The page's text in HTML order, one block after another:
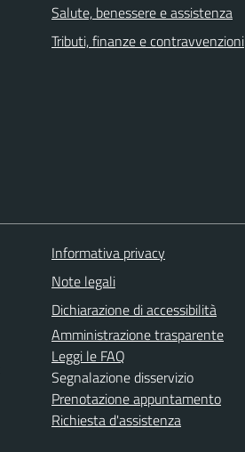
Salute, benessere e assistenza
Tributi, finanze e contravvenzioni
Informativa privacy
Note legali
Dichiarazione di accessibilità
Amministrazione trasparente
Leggi le FAQ
Segnalazione disservizio
Prenotazione appuntamento
Richiesta d'assistenza